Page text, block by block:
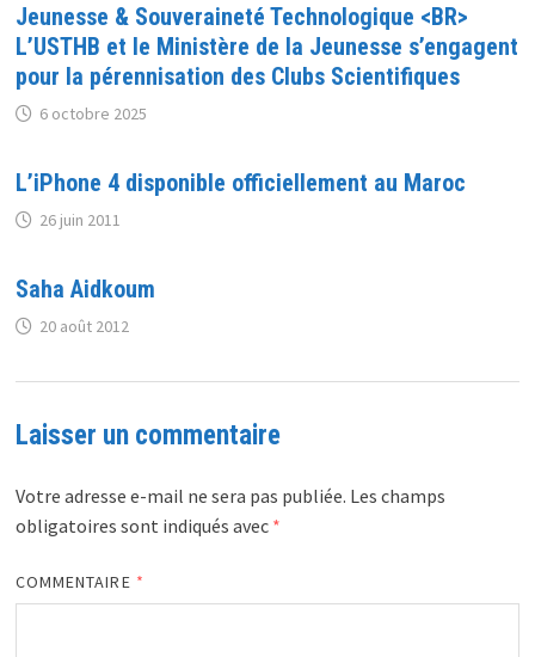
Jeunesse & Souveraineté Technologique <BR>
L’USTHB et le Ministère de la Jeunesse s’engagent
pour la pérennisation des Clubs Scientifiques
6 octobre 2025
L’iPhone 4 disponible officiellement au Maroc
26 juin 2011
Saha Aidkoum
20 août 2012
Laisser un commentaire
Votre adresse e-mail ne sera pas publiée. Les champs
obligatoires sont indiqués avec *
COMMENTAIRE *